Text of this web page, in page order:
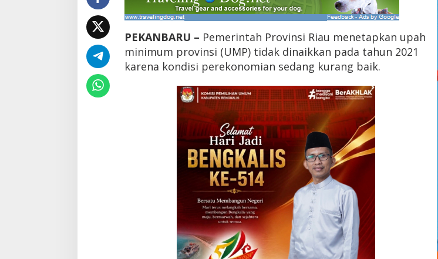
i
PEKANBARU – Pemerintah Provinsi Riau menetapkan upah
minimum provinsi (UMP) tidak dinaikkan pada tahun 2021
karena kondisi perekonomian sedang kurang baik.